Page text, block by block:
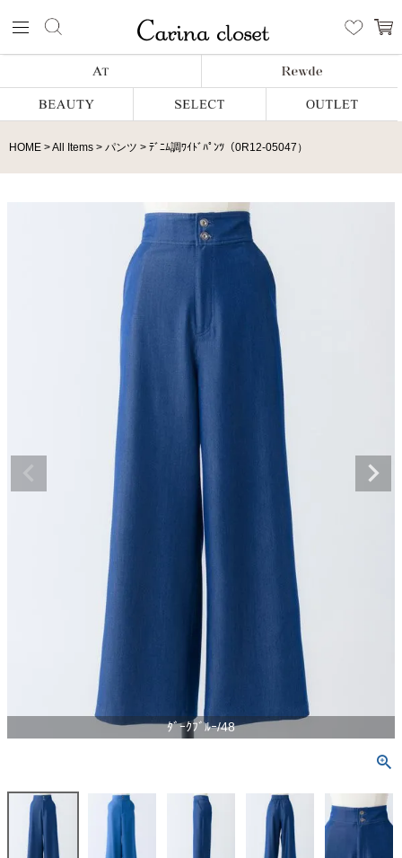
HOME All Items パンツ ﾃﾞﾆﾑ調ﾜｲﾄﾞﾊﾟﾝﾂ（0R12-05047）
ﾀﾞｰｸﾌﾞﾙｰ/48